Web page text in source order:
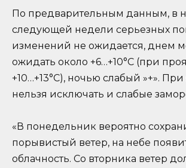
По предварительным данным, в
следующей недели серьезных
изменений не ожидается, днем
ожидать около +6…+10°C (при
+10…+13°C), ночью слабый »+».
нельзя исключать и слабые
«В понедельник вероятно
порывистый ветер, на небе
облачность. Со вторника ветер